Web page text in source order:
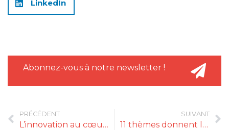
LinkedIn
Abonnez-vous à notre newsletter !
PRÉCÉDENT
L’innovation au cœur de Paris Retail Week 2019
SUIVANT
11 thèmes donnent le ton à Anuga 2019